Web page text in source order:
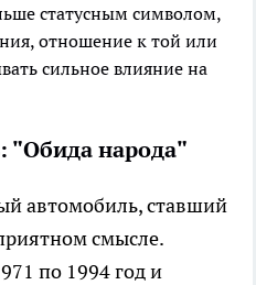
статусным символом,
отношение к той или
сильное влияние на
"Обида народа"
автомобиль, ставший
смысле.
по 1994 год и